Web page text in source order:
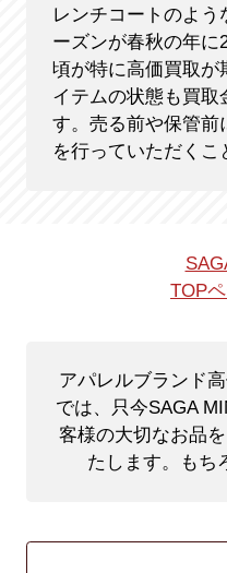
レンチコートのよ
ーズンが春秋の年に
頃が特に高価買取が
イテムの状態も買取
す。売る前や保管前
を行っていただくこ
TOP
アパレルブランド
では、只今SAGA
客様の大切なお品
たします。もち